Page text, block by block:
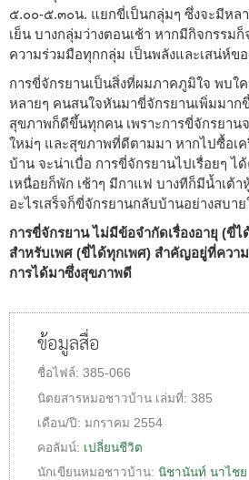
๕.๐๐-๕.๓๐น. แยกขี่เป็นกลุ่มๆ ซึ่งจะมีหล
เย็น บางกลุ่มว่างตอนเช้า หากมีกิจกรรม
ความร่วมมือทุกกลุ่ม เป็นพลังและเสน่ห์ข
การขี่จักรยานเป็นสิ่งที่ผมภาคภูมิใจ พบใ
หลายๆ คนสนใจหันมาขี่จักรยานเพิ่มมาก
สุขภาพก็ดีขึ้นทุกคน เพราะการขี่จักรยาน
ใหม่ๆ และสุขภาพที่ดีตามมา หากไปซื้อเค
บ้าน จะน่าเบื่อ การขี่จักรยานไปเรื่อยๆ ไ
เหนื่อยก็พัก เช้าๆ มีกาแฟ บางทีก็มีน้ำเต้า
อะไรเสร็จก็ขี่จักรยานกลับบ้านอย่างสบาย
การขี่จักรยาน ไม่มีข้อจำกัดเรื่องอายุ (ขี่
สำหรับเพศ (ขี่ได้ทุกเพศ) สำคัญอยู่ที่ความ
การได้มาซึ่งสุขภาพดี
ข้อมูลสื่อ
ชื่อไฟล์: 385-066
นิตยสารหมอชาวบ้าน เล่มที่: 385
เดือน/ปี: มกราคม 2554
คอลัมน์: เปลี่ยนชีวิต
นักเขียนหมอชาวบ้าน: นิชานันท์ นาไชย